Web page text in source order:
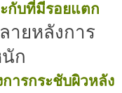
ะกับที่มีรอยแตก
ายหลังการ
ก
การกระชับผิวหลัง